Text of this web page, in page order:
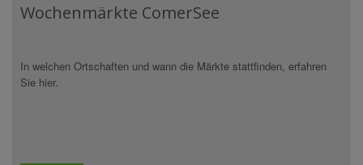
Wochenmärkte ComerSee
In welchen Ortschaften und wann die Märkte stattfinden, erfahren
Sie hier.